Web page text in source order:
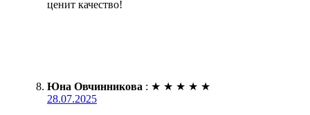
ценит качество!
Юна Овчинникова : ★ ★ ★ ★ ★
28.07.2025